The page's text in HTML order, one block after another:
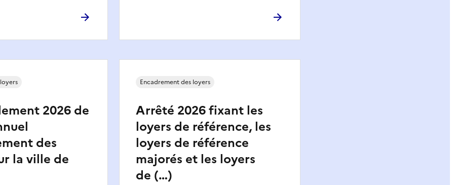
2026 de
des
la ville de
Arrêté 2026 fixant les
loyers de référence, les
loyers de référence
majorés et les loyers
de (…)
Encadrement des loyers